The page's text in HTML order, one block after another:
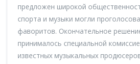
предложен широкой
спорта и музыки могли
фаворитов. Окончательное
принималось специальной
известных музыкальных